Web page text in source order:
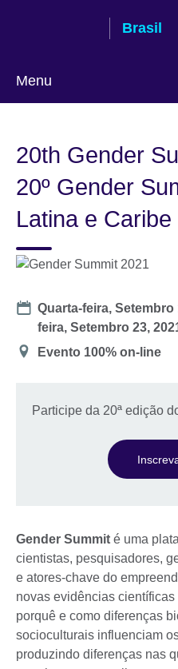
Brasil
Menu
language
20th Gender
20º Gender
Latina e Caribe
Date
Quarta-feira, Setembro
feira, Setembro 23,
Location
Evento 100% on-line
Participe da 20ª edição
Gender Summit é uma
cientistas, pesquisadores,
e atores-chave do
novas evidências
porquê e como diferenças
socioculturais influenciam
produzindo diferenças nas